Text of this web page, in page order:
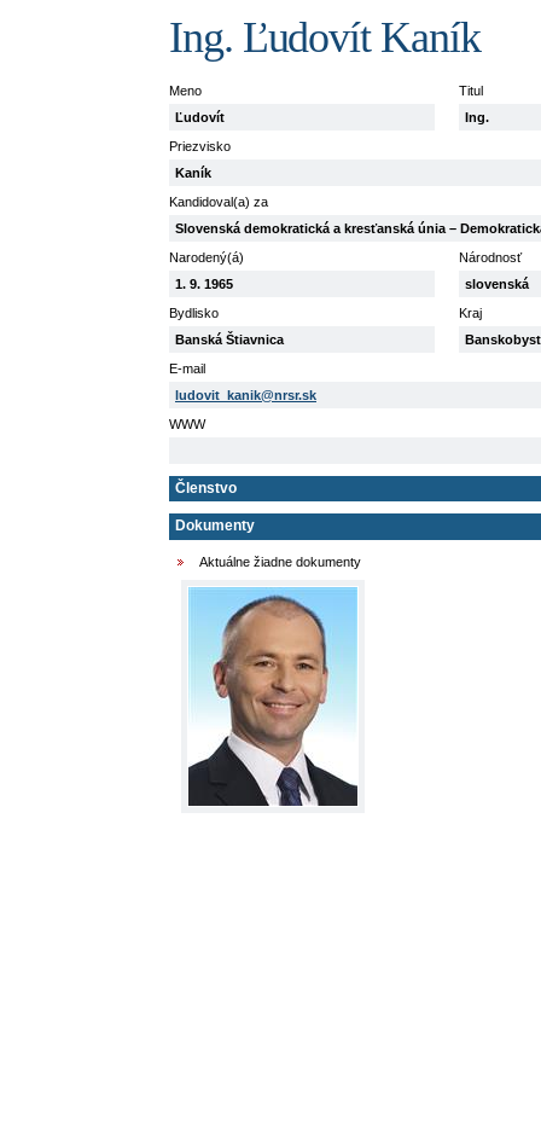
Ing. Ľudovít Kaník
Meno
Ľudovít
Titul
Ing.
Priezvisko
Kaník
Kandidoval(a) za
Slovenská demokratická a kresťanská únia –
Narodený(á)
1. 9. 1965
Národnosť
slovenská
Bydlisko
Banská Štiavnica
Kraj
E-mail
ludovit_kanik@nrsr.sk
WWW
Členstvo
Dokumenty
Aktuálne žiadne dokumenty